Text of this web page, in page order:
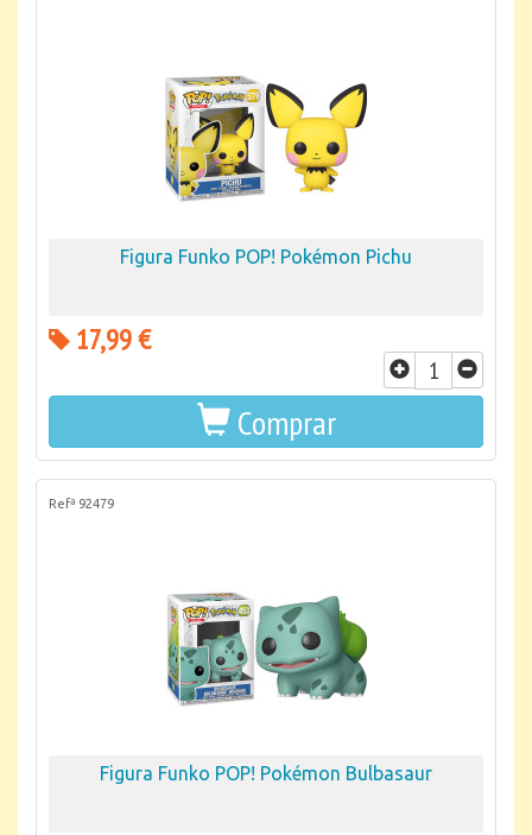
Figura Funko POP! Pokémon Pichu
17,99 €
Comprar
Refª 92479
Figura Funko POP! Pokémon Bulbasaur